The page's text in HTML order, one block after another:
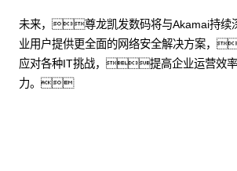
未来，尊龙凯发数码将与Akamai持
业用户提供更全面的网络安全解决方案，
应对各种IT挑战，提高企业运营效率
力。